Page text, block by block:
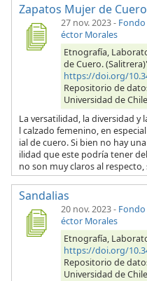
Zapatos Mujer de
27 nov. 2023-
éctor Morales
Etnografía,
de Cuero.
https://doi.org/
Repositorio de
Universidad de
La versatilidad, la diversidad y
l calzado femenino, en
ial de cuero. Si bien no hay
ilidad que este podría tener
no son muy claros al respecto,
Sandalias
20 nov. 2023-
éctor Morales
Etnografía,
https://doi.org/
Repositorio de
Universidad de